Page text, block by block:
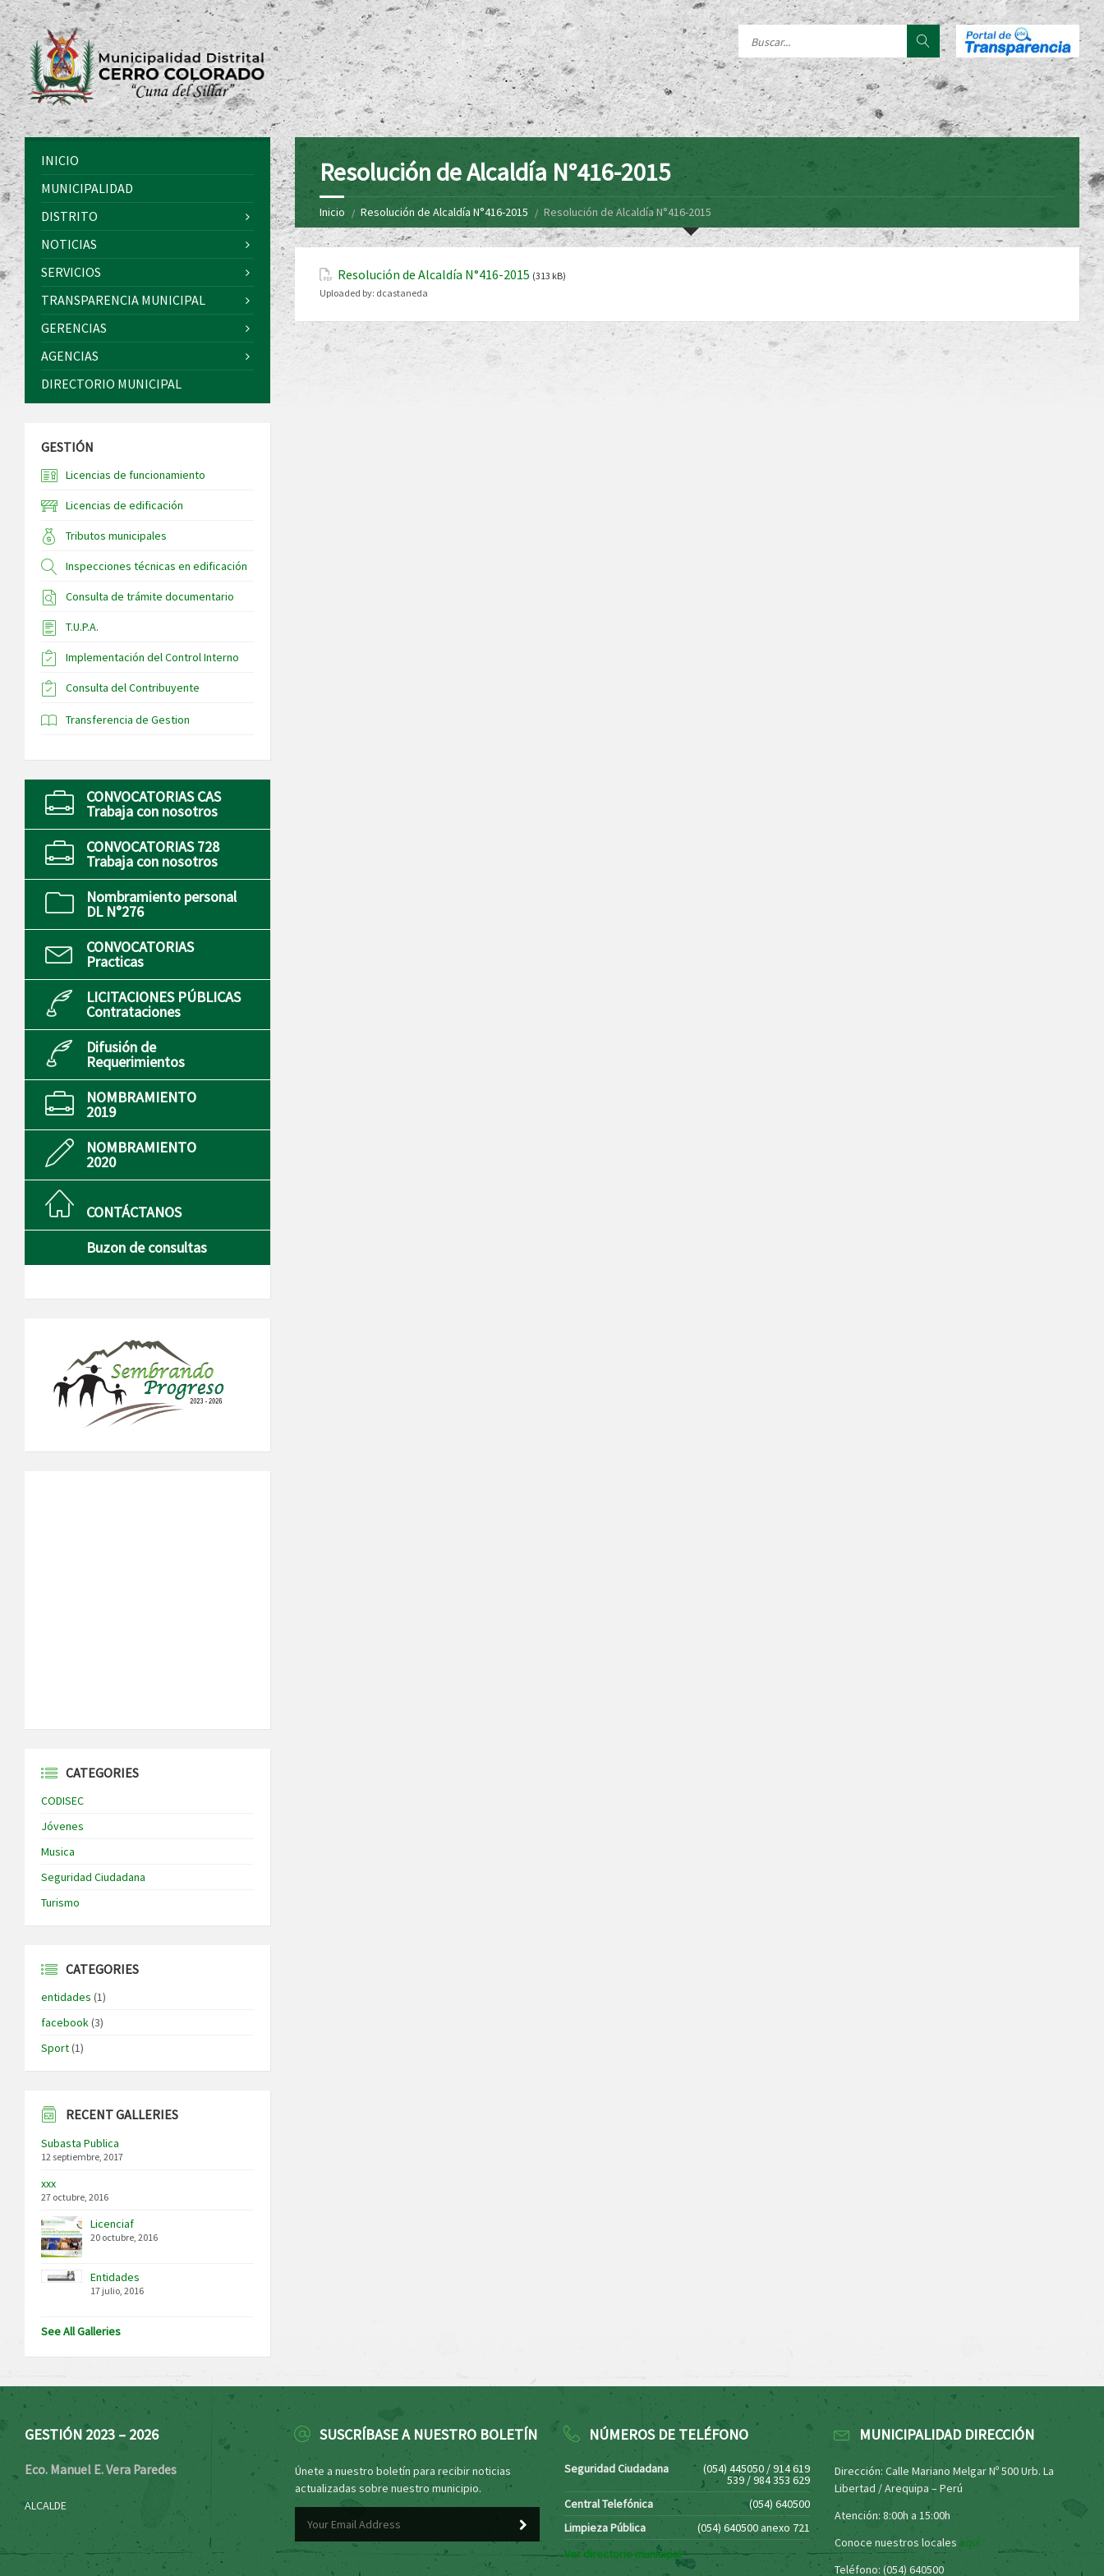
Resolución de Alcaldía N°416-2015
Inicio Resolución de Alcaldía N°416-2015 Resolución de Alcaldía N°416-2015
Resolución de Alcaldía N°416-2015 (313 kB)
Uploaded by: dcastaneda
INICIO
MUNICIPALIDAD
DISTRITO
NOTICIAS
SERVICIOS
TRANSPARENCIA MUNICIPAL
GERENCIAS
AGENCIAS
DIRECTORIO MUNICIPAL
GESTIÓN
Licencias de funcionamiento
Licencias de edificación
Tributos municipales
Inspecciones técnicas en edificación
Consulta de trámite documentario
T.U.P.A.
Implementación del Control Interno
Consulta del Contribuyente
Transferencia de Gestion
CONVOCATORIAS CAS
Trabaja con nosotros
CONVOCATORIAS 728
Trabaja con nosotros
Nombramiento personal
DL N°276
CONVOCATORIAS
Practicas
LICITACIONES PÚBLICAS
Contrataciones
Difusión de
Requerimientos
NOMBRAMIENTO
2019
NOMBRAMIENTO
2020
CONTÁCTANOS
Buzon de consultas
CATEGORIES
CODISEC
Jóvenes
Musica
Seguridad Ciudadana
Turismo
CATEGORIES
entidades (1)
facebook(3)
Sport(1)
RECENT GALLERIES
Subasta Publica
12 septiembre, 2017
xxx
27 octubre, 2016
Licenciaf
20 octubre, 2016
Entidades
17 julio, 2016
See All Galleries
GESTIÓN 2023 – 2026
Eco. Manuel E. Vera Paredes
ALCALDE
SUSCRÍBASE A NUESTRO BOLETÍN
Únete a nuestro boletín para recibir noticias
actualizadas sobre nuestro municipio.
NÚMEROS DE TELÉFONO
Seguridad Ciudadana (054) 445050 / 914 619
539 / 984 353 629
Central Telefónica
(054) 640500
Limpieza Pública
(054) 640500 anexo 721
Ver directorio municipal
MUNICIPALIDAD DIRECCIÓN
Dirección: Calle Mariano Melgar Nº 500 Urb. La
Libertad / Arequipa – Perú
Atención: 8:00h a 15:00h
Conoce nuestros locales aquí
Teléfono: (054) 640500